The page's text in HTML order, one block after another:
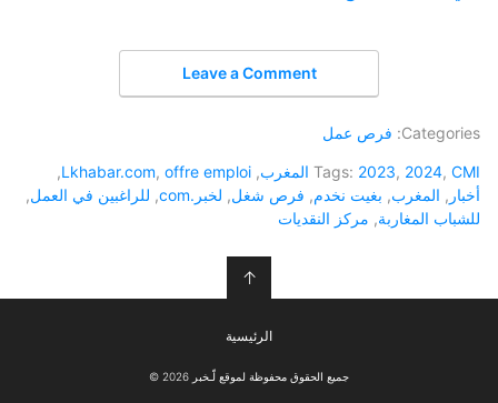
Leave a Comment
Categories: فرص عمل
Tags: 2023, 2024, CMI المغرب ,
Lkhabar.com, offre emploi
,
أخبار , المغرب, بغيت نخدم, فرص شغل, لخبر.com , للراغبين في العمل,
للشباب المغاربة, مركز النقديات
↑
الرئيسية
جميع الحقوق محفوظة لموقع لّـخبر 2026 ©